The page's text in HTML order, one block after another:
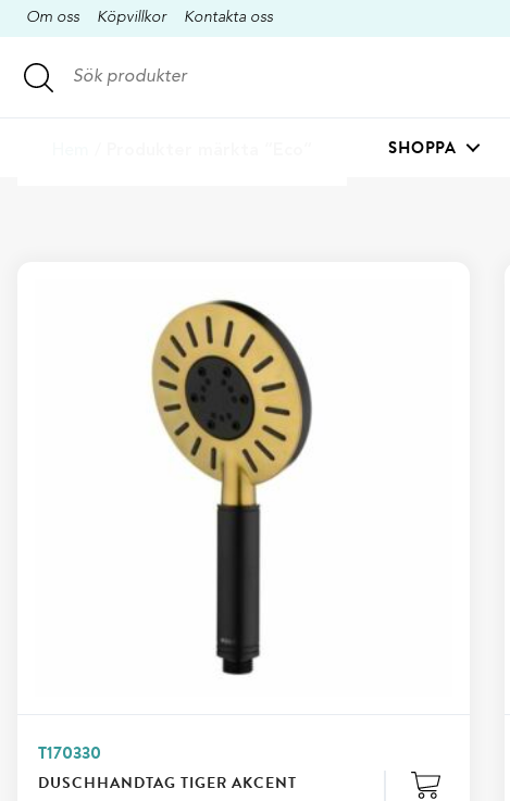
Om oss Köpvillkor Kontakta oss
SHOPPA
T170330
DUSCHHANDTAG TIGER AKCENT